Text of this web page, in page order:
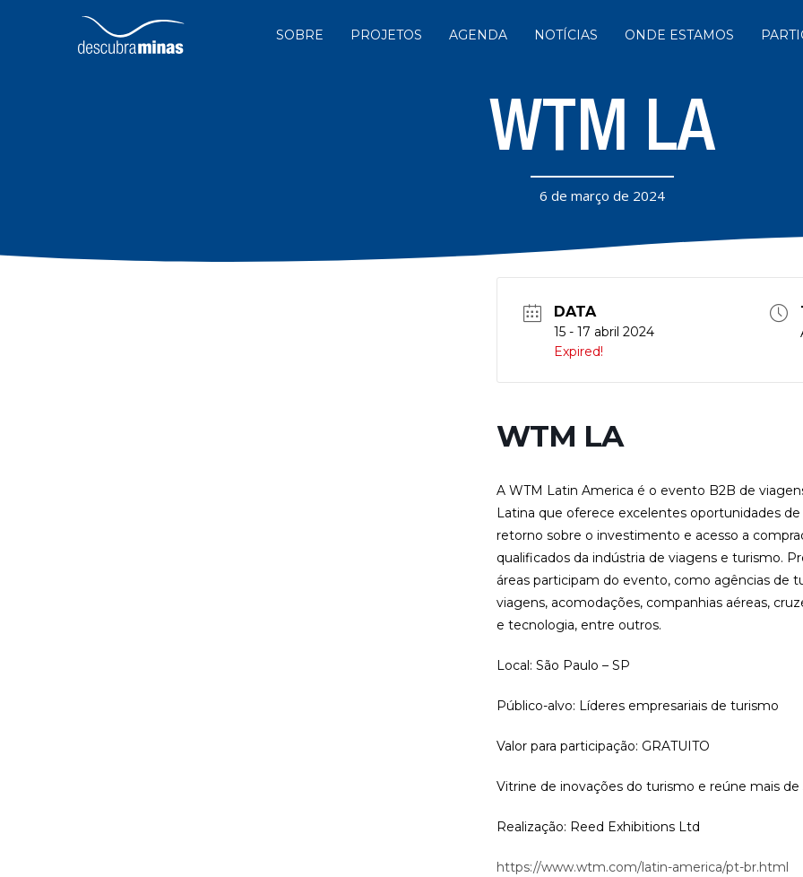
SOBRE PROJETOS AGENDA NOTÍCIAS ONDE ESTAMOS
WTM LA
6 de março de 2024
DATA
15 - 17 abril 2024
Expired!
WTM LA
A WTM Latin America é o evento B2B de
Latina que oferece excelentes oportunidades
retorno sobre o investimento e acesso a
qualificados da indústria de viagens e turismo.
áreas participam do evento, como agências de
viagens, acomodações, companhias aéreas,
e tecnologia, entre outros.
Local: São Paulo – SP
Público-alvo: Líderes empresariais de turismo
Valor para participação: GRATUITO
Vitrine de inovações do turismo e reúne mais de
Realização: Reed Exhibitions Ltd
https://www.wtm.com/latin-america/pt-br.html